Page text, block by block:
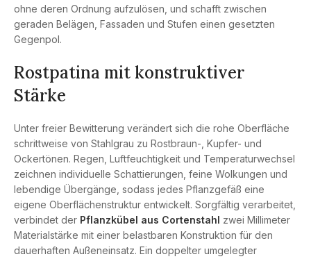
ohne deren Ordnung aufzulösen, und schafft zwischen
geraden Belägen, Fassaden und Stufen einen gesetzten
Gegenpol.
Rostpatina mit konstruktiver
Stärke
Unter freier Bewitterung verändert sich die rohe Oberfläche
schrittweise von Stahlgrau zu Rostbraun-, Kupfer- und
Ockertönen. Regen, Luftfeuchtigkeit und Temperaturwechsel
zeichnen individuelle Schattierungen, feine Wolkungen und
lebendige Übergänge, sodass jedes Pflanzgefäß eine
eigene Oberflächenstruktur entwickelt. Sorgfältig verarbeitet,
verbindet der Pflanzkübel aus Cortenstahl zwei Millimeter
Materialstärke mit einer belastbaren Konstruktion für den
dauerhaften Außeneinsatz. Ein doppelter umgelegter